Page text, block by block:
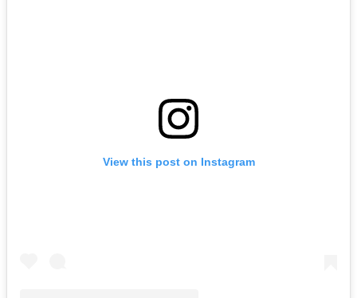
View this post on Instagram